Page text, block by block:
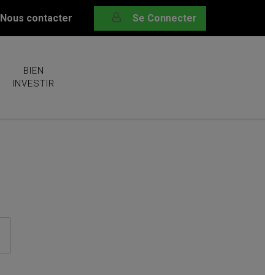
Nous contacter Se Connecter
BIEN
INVESTIR